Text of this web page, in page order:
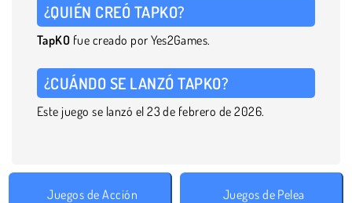
¿QUIÉN CREÓ TAPKO?
TapKO fue creado por Yes2Games.
¿CUÁNDO SE LANZÓ TAPKO?
Este juego se lanzó el 23 de febrero de 2026.
Juegos de Acción Juegos de Pelea